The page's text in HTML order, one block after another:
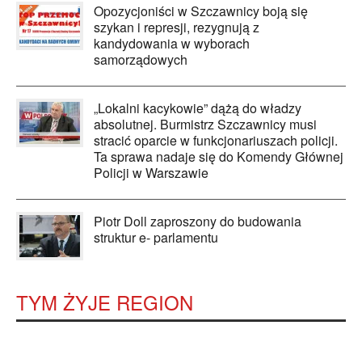
Opozycjoniści w Szczawnicy boją się
szykan i represji, rezygnują z
kandydowania w wyborach
samorządowych
„Lokalni kacykowie” dążą do władzy
absolutnej. Burmistrz Szczawnicy musi
stracić oparcie w funkcjonariuszach policji.
Ta sprawa nadaje się do Komendy Głównej
Policji w Warszawie
Piotr Doll zaproszony do budowania
struktur e- parlamentu
TYM ŻYJE REGION